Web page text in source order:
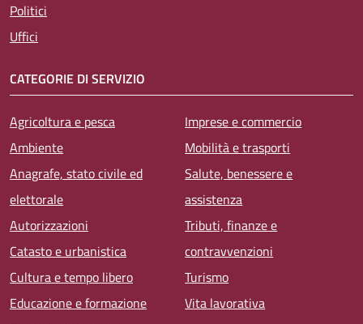
Politici
Uffici
CATEGORIE DI SERVIZIO
Agricoltura e pesca
Ambiente
Anagrafe, stato civile ed
elettorale
Autorizzazioni
Catasto e urbanistica
Cultura e tempo libero
Educazione e formazione
Imprese e commercio
Mobilità e trasporti
Salute, benessere e
assistenza
Tributi, finanze e
contravvenzioni
Turismo
Vita lavorativa